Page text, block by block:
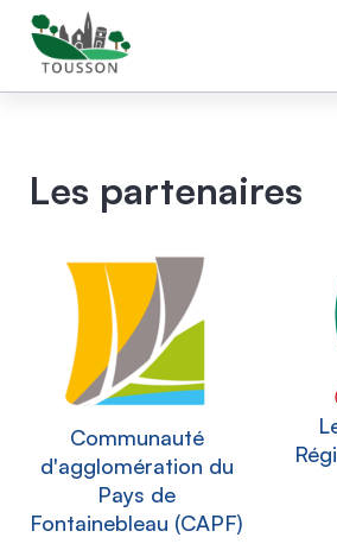
Les partenaires
Communauté
d'agglomération du
Pays de
Fontainebleau (CAPF)